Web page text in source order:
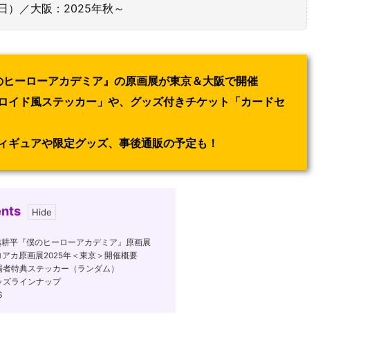
）／大阪：2025年秋～
ーローアカデミア』の原画展が東京＆大阪で開催
イド風ステッカー」や、グッズ付きチケット「カードセ
ギュアや限定グッズ、事後通販の予定も！
平『僕のヒーローアカデミア』原画展
アカ原画展2025年＜東京＞開催概要
者特典ステッカー（ランダム）
ズラインナップ